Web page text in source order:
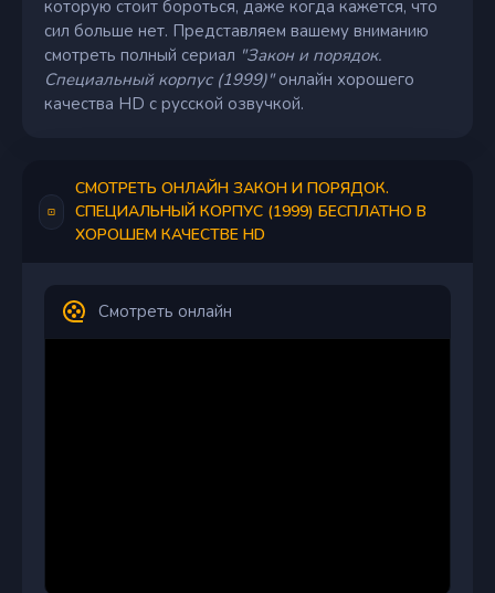
которую стоит бороться, даже когда кажется, что
сил больше нет. Представляем вашему вниманию
смотреть полный сериал "Закон и порядок.
Специальный корпус (1999)"онлайн хорошего
качества HD с русской озвучкой.
СМОТРЕТЬ ОНЛАЙН ЗАКОН И ПОРЯДОК.
СПЕЦИАЛЬНЫЙ КОРПУС (1999) БЕСПЛАТНО В
ХОРОШЕМ КАЧЕСТВЕ HD
Смотреть онлайн